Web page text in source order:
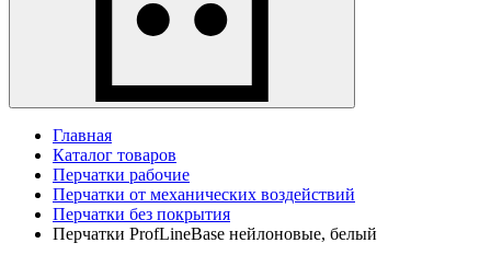
Главная
Каталог товаров
Перчатки рабочие
Перчатки от механических воздействий
Перчатки без покрытия
Перчатки ProfLineBase нейлоновые, белый